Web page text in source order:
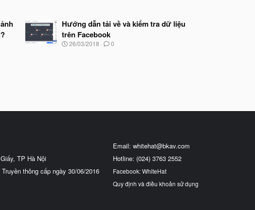
Hướng dẫn tải về và kiểm tra dữ liệu
trên Facebook
N
u
26/03/2018 0
TP Hà Nội
thông cấp ngày 30/06/2016
Email: whitehat@bkav.com
Hotline: (024) 3763 2552
Facebook: WhiteHat
Quy định và điều khoản sử dụng